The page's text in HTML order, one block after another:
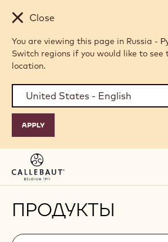
Skip to main content
Close
You are viewing this page in Russia -
Switch regions if you would like to see
location.
ПРОДУКТЫ